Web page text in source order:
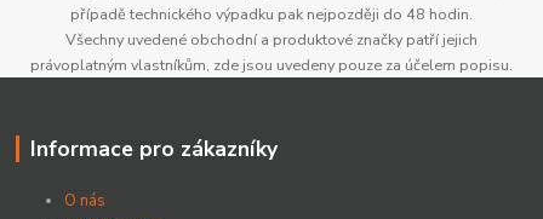
případě technického výpadku pak nejpozději do 48 hodin.
Všechny uvedené obchodní a produktové značky patří jejich
právoplatným vlastníkům, zde jsou uvedeny pouze za účelem popisu.
Informace pro zákazníky
O nás